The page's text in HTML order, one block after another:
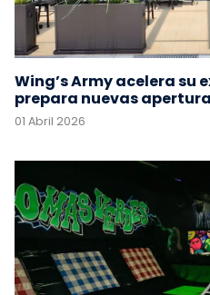
Wing’s Army acelera su
prepara nuevas
01 Abril 2026